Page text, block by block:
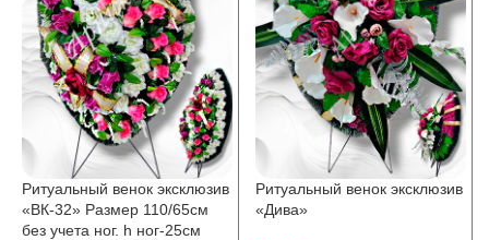
Ритуальный венок эксклюзив
«ВК-32» Размер 110/65см
без учета ног. h ног-25см
Ритуальный венок эксклюзив
«Дива»